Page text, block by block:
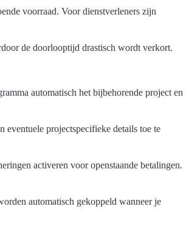
voorraad. Voor dienstverleners zijn
de doorlooptijd drastisch wordt verkort.
automatisch het bijbehorende project en
projectspecifieke details toe te
activeren voor openstaande betalingen.
automatisch gekoppeld wanneer je